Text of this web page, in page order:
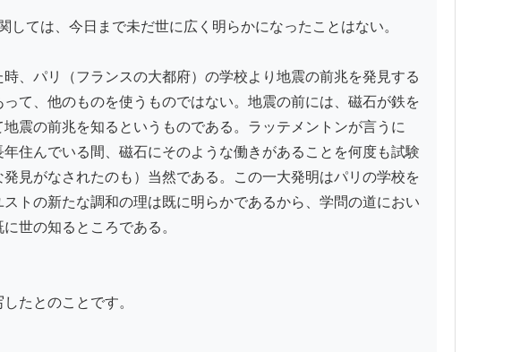
、パリ（フランスの大都府）の学校より地震の前兆を発見する
て、他のものを使うものではない。地震の前には、磁石が鉄を
震の前兆を知るというものである。ラッテメントンが言うに
住んでいる間、磁石にそのような働きがあることを何度も試験
見がなされたのも）当然である。この一大発明はパリの学校を
トの新たな調和の理は既に明らかであるから、学問の道におい
世の知るところである。
たとのことです。